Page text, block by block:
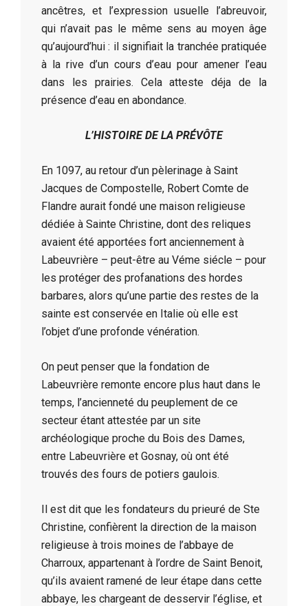
ancêtres, et l’expression usuelle l’abreuvoir,
qui n’avait pas le même sens au moyen âge
qu’aujourd’hui : il signifiait la tranchée pratiquée
à la rive d’un cours d’eau pour amener l’eau
dans les prairies. Cela atteste déja de la
présence d’eau en abondance.
L’HISTOIRE DE LA PRÉVÔTE
En 1097, au retour d’un pèlerinage à Saint
Jacques de Compostelle, Robert Comte de
Flandre aurait fondé une maison religieuse
dédiée à Sainte Christine, dont des reliques
avaient été apportées fort anciennement à
Labeuvrière – peut-être au Véme siécle – pour
les protéger des profanations des hordes
barbares, alors qu’une partie des restes de la
sainte est conservée en Italie où elle est
l’objet d’une profonde vénération.
On peut penser que la fondation de
Labeuvrière remonte encore plus haut dans le
temps, l’ancienneté du peuplement de ce
secteur étant attestée par un site
archéologique proche du Bois des Dames,
entre Labeuvrière et Gosnay, où ont été
trouvés des fours de potiers gaulois.
Il est dit que les fondateurs du prieuré de Ste
Christine, confièrent la direction de la maison
religieuse à trois moines de l’abbaye de
Charroux, appartenant à l’ordre de Saint Benoit,
qu’ils avaient ramené de leur étape dans cette
abbaye, les chargeant de desservir l’église, et